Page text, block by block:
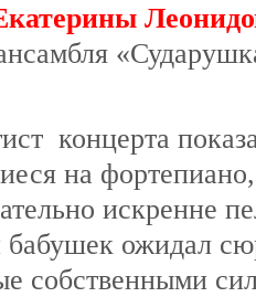
концерта
на
искренне
ожидал
собственными